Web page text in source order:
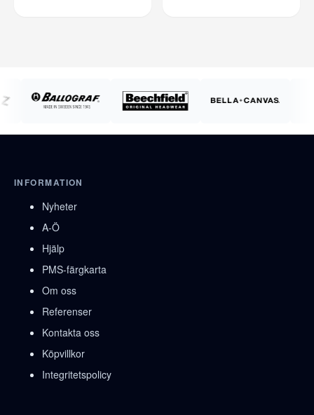
INFORMATION
Nyheter
A-Ö
Hjälp
PMS-färgkarta
Om oss
Referenser
Kontakta oss
Köpvillkor
Integritetspolicy